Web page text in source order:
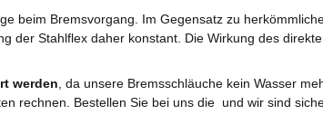
beim Bremsvorgang. Im Gegensatz zu
der Stahlflex daher konstant. Die Wirkung des
werden, da unsere Bremsschläuche kein Wasser
rechnen. Bestellen Sie bei uns die und wir sind